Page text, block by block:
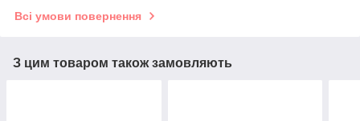
Всі умови повернення
З цим товаром також замовляють